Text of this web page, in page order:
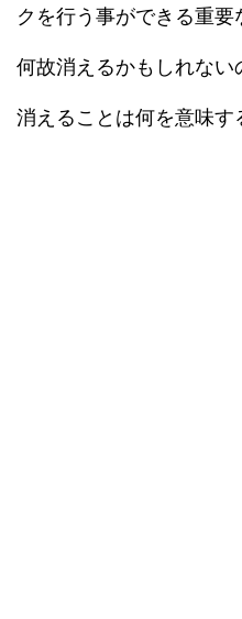
クを行う事ができる重要
何故消えるかもしれない
消えることは何を意味す